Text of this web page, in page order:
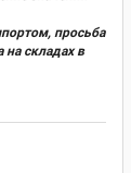
просьба
складах в